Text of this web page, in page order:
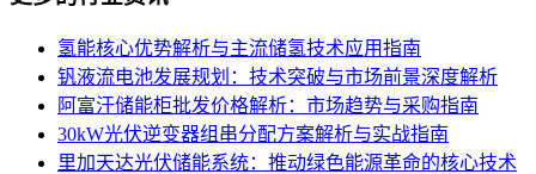
氢能核心优势解析与主流储氢技术应用指南
钒液流电池发展规划：技术突破与市场前景深度解析
阿富汗储能柜批发价格解析：市场趋势与采购指南
30kW光伏逆变器组串分配方案解析与实战指南
里加天达光伏储能系统：推动绿色能源革命的核心技术